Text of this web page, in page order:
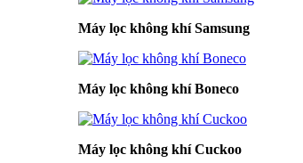
Máy lọc không khí Samsung
Máy lọc không khí Boneco
Máy lọc không khí Cuckoo